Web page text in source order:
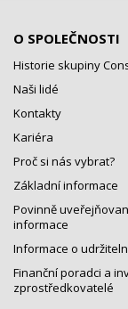
O SPOLEČNOSTI
Historie skupiny
Naši lidé
Kontakty
Kariéra
Proč si nás vybrat?
Základní informace
Povinně
informace
Informace o
Finanční poradci a
zprostředkovatelé